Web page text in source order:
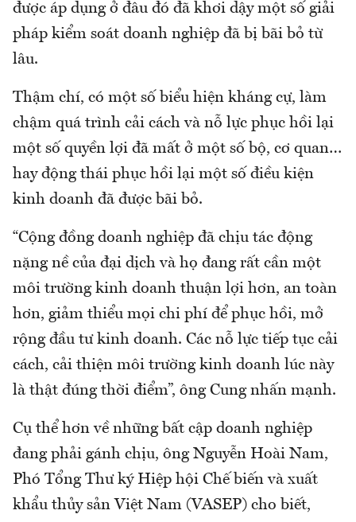
được áp dụng ở đâu đó đã khơi dậy một số giải
pháp kiểm soát doanh nghiệp đã bị bãi bỏ từ
lâu.
Thậm chí, có một số biểu hiện kháng cự, làm
chậm quá trình cải cách và nỗ lực phục hồi lại
một số quyền lợi đã mất ở một số bộ, cơ quan…
hay động thái phục hồi lại một số điều kiện
kinh doanh đã được bãi bỏ.
“Cộng đồng doanh nghiệp đã chịu tác động
nặng nề của đại dịch và họ đang rất cần một
môi trường kinh doanh thuận lợi hơn, an toàn
hơn, giảm thiểu mọi chi phí để phục hồi, mở
rộng đầu tư kinh doanh. Các nỗ lực tiếp tục cải
cách, cải thiện môi trường kinh doanh lúc này
là thật đúng thời điểm”, ông Cung nhấn mạnh.
Cụ thể hơn về những bất cập doanh nghiệp
đang phải gánh chịu, ông Nguyễn Hoài Nam,
Phó Tổng Thư ký Hiệp hội Chế biến và xuất
khẩu thủy sản Việt Nam (VASEP) cho biết,